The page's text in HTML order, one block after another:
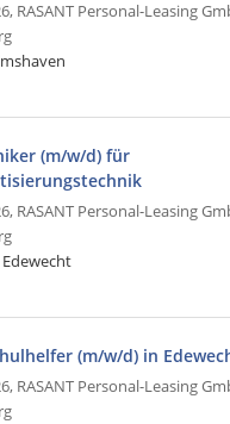
RASANT Personal-Leasing
(m/w/d) für
RASANT Personal-Leasing
Edewecht
(m/w/d) in
RASANT Personal-Leasing